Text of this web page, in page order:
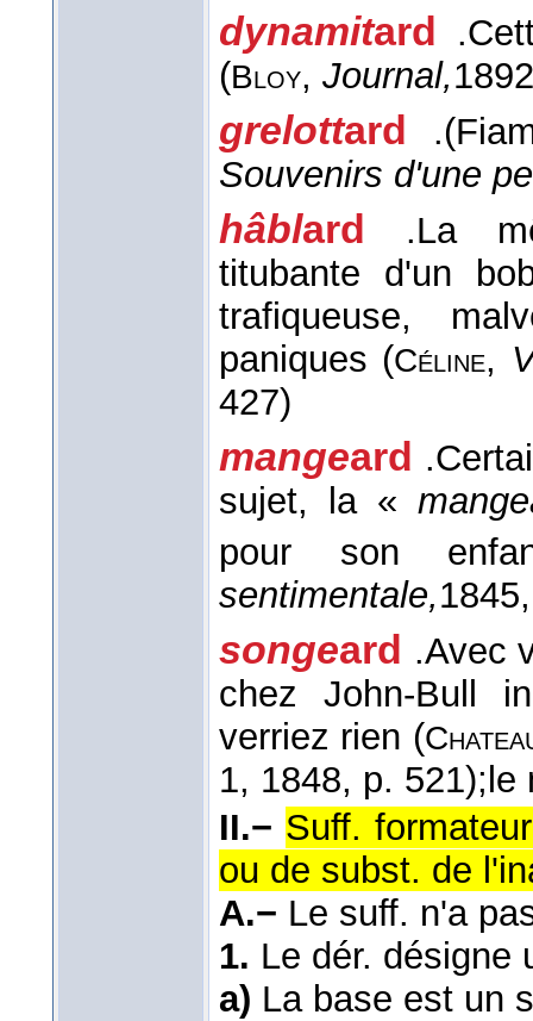
dynamitard .
(Bloy, Journal,1892
grelottard .
Souvenirs d'une
hâblard .La
titubante d'un
trafiqueuse,
paniques (Céline,
427)
mangeard .
sujet, la «
pour son
sentimentale,1845
songeard .Avec
chez John-Bull
verriez rien (
1, 1848, p. 521);le
II.− Suff.
ou de subst. de
A.− Le suff. n'a
1. Le dér. désigne
a) La base est un